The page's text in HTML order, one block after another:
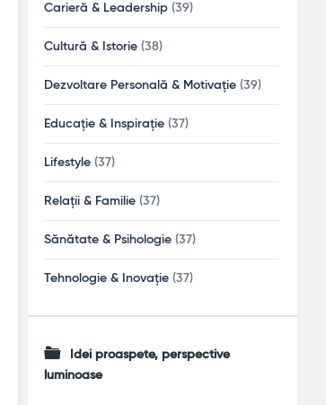
Carieră & Leadership (39)
Cultură & Istorie (38)
Dezvoltare Personală & Motivație (39)
Educație & Inspirație (37)
Lifestyle (37)
Relații & Familie (37)
Sănătate & Psihologie (37)
Tehnologie & Inovație (37)
Idei proaspete, perspective
luminoase